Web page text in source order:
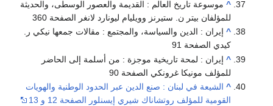
^ موسوعة تاريخ العالم : القديمة والعصور الوسطى، والحديثة
للمؤلفان بيتر ن. ستيرنز وويليام ليونارد لانغر الصفحة 360
^ إيران : الدين والسياسة، والمجتمع : مقالات جمعها نيكي ر.
كيدي الصفحة 91
^ إيران : لمحة تاريخية موجزة : من أسلمة إلى الحاضر
للمؤلف مونيكا غرونكي الصفحة 90
^ الشيعة في لبنان : صنع الدين عبر الحدود الوطنية والهويات
القومية للمؤلف روتشاناك شيري إيسنلور الصفحة 12 و 13